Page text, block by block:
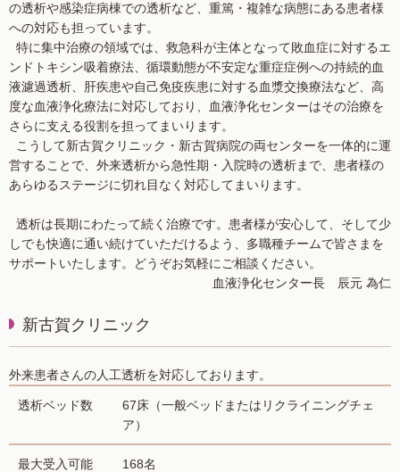
の透析や感染症病棟での透析など、重篤・複雑な病態にある患者様
への対応も担っています。
特に集中治療の領域では、救急科が主体となって敗血症に対するエ
ンドトキシン吸着療法、循環動態が不安定な重症症例への持続的血
液濾過透析、肝疾患や自己免疫疾患に対する血漿交換療法など、高
度な血液浄化療法に対応しており、血液浄化センターはその治療を
さらに支える役割を担ってまいります。
こうして新古賀クリニック・新古賀病院の両センターを一体的に運
営することで、外来透析から急性期・入院時の透析まで、患者様の
あらゆるステージに切れ目なく対応してまいります。
透析は長期にわたって続く治療です。患者様が安心して、そして少
しでも快適に通い続けていただけるよう、多職種チームで皆さまを
サポートいたします。どうぞお気軽にご相談ください。
血液浄化センター長 辰元 為仁
新古賀クリニック
外来患者さんの人工透析を対応しております。
透析ベッド数
67床（一般ベッドまたはリクライニングチェ
ア）
最大受入可能
168名